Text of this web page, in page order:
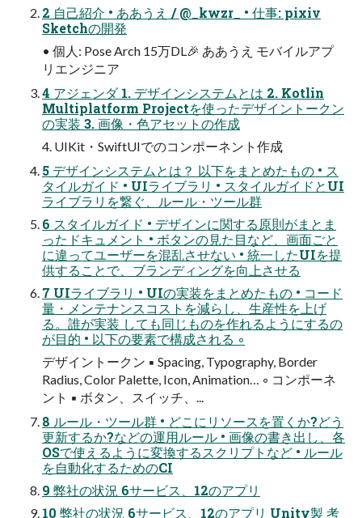
2 自己紹介 • ああうえ / @_kwzr_ • 仕事: pixiv
Sketchの開発
• 個人: Pose Arch 15万DL🎉 ああうえ モバイルアプ
リエンジニア
4 アジェンダ 1. デザインシステムとは 2. Kotlin
Multiplatform Projectを使ったデザイントークン
の実装 3. 画像・色アセットの作成
4. UIKit・SwiftUIでのコンポーネント作成
5 デザインシステムとは？ 以下をまとめたもの • ス
タイルガイド • UIライブラリ • スタイルガイドとUI
ライブラリを繋ぐ、ルール・ツール群
6 スタイルガイド • デザインに関する原則がまとま
ったドキュメント • ボタンの見た目など、画面ごと
に違ってユーザーを混乱させない • 統一したUIを提
供することで、ブランディングを向上させる
7 UIライブラリ • UIの実装をまとめたもの • コード
量・メンテナンスコストを減らし、生産性を上げ
る。誰が実装 しても同じものを作れるようにするの
が目的 • 以下の要素で構成される ◦
デザイントークン ▪ Spacing, Typography, Border
Radius, Color Palette, Icon, Animation… ◦ コンポーネ
ント ▪ ボタン、スイッチ、...
8 ルール・ツール群 • どこにリソースを置くか?どう
更新するか?などの運用ルール • 画像の書き出し、各
OSで使えるように変換するスクリプトなど • ルール
を自動化するためのCI
9 弊社の状況 6サービス、12のアプリ
10 弊社の状況 6サービス、12のアプリ Unity製 考